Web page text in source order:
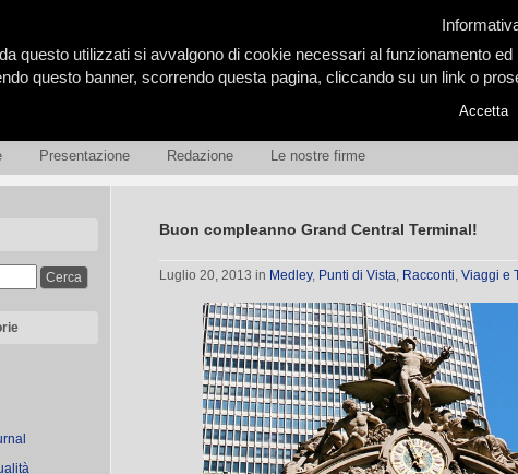
Presentazione Redazione Le nostre firme
Buon compleanno Grand Central Terminal!
Luglio 20, 2013 in Medley, Punti di Vista, Racconti, Viaggi e
questo utilizzati si avvalgono di cookie necessari al funzionamento
questo banner, scorrendo questa pagina, cliccando su un link o
Accetta